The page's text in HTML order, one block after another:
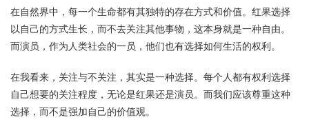
在自然界中，每一个生命都有其独特的存在方式和价值。红果选择
以自己的方式生长，而不去关注其他事物，这本身就是一种自由。
而演员，作为人类社会的一员，他们也有选择如何生活的权利。
在我看来，关注与不关注，其实是一种选择。每个人都有权利选择
自己想要的关注程度，无论是红果还是演员。而我们应该尊重这种
选择，而不是强加自己的价值观。